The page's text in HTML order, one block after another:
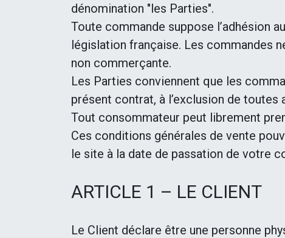
dénomination "les Parties".
Toute commande suppose l’adhésion
législation française. Les commandes
non commerçante.
Les Parties conviennent que les
présent contrat, à l’exclusion de
Tout consommateur peut librement
Ces conditions générales de vente
le site à la date de passation de votre
ARTICLE 1 – LE CLIENT
Le Client déclare être une personne